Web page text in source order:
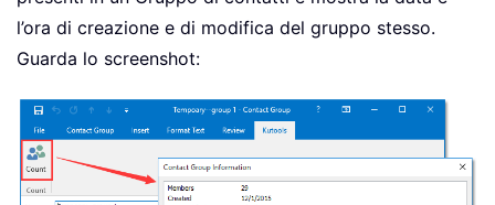
l’ora di creazione e di modifica del gruppo stesso.
Guarda lo screenshot: